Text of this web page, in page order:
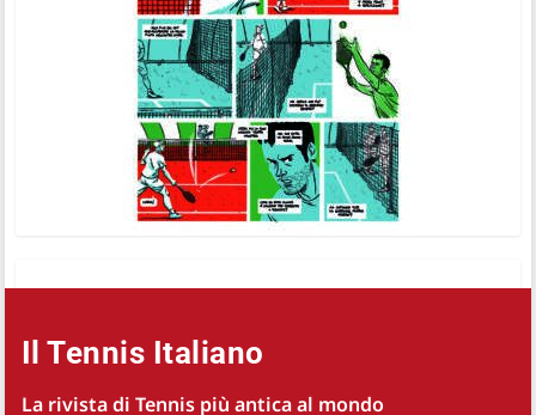
Il Tennis Italiano
La rivista di Tennis più antica al mondo